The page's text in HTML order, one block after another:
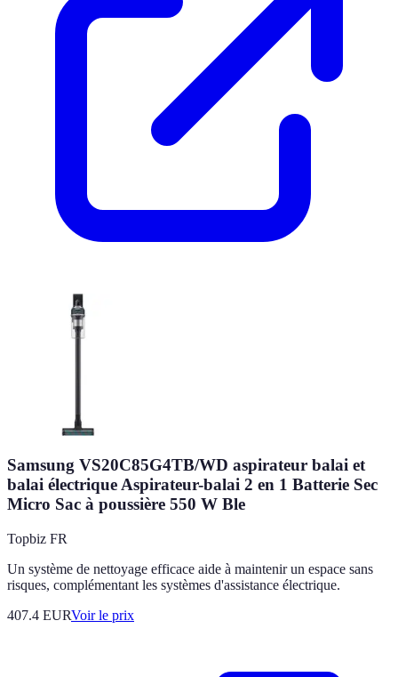
Samsung VS20C85G4TB/WD aspirateur balai et
balai électrique Aspirateur-balai 2 en 1 Batterie Sec
Micro Sac à poussière 550 W Ble
Topbiz FR
Un système de nettoyage efficace aide à maintenir un espace sans
risques, complémentant les systèmes d'assistance électrique.
407.4 EURVoir le prix